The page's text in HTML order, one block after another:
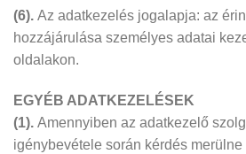
(6). Az adatkezelés jogalapja: az
hozzájárulása személyes adatai
oldalakon.
EGYÉB ADATKEZELÉSEK
(1). Amennyiben az adatkezelő
igénybevétele során kérdés merülne